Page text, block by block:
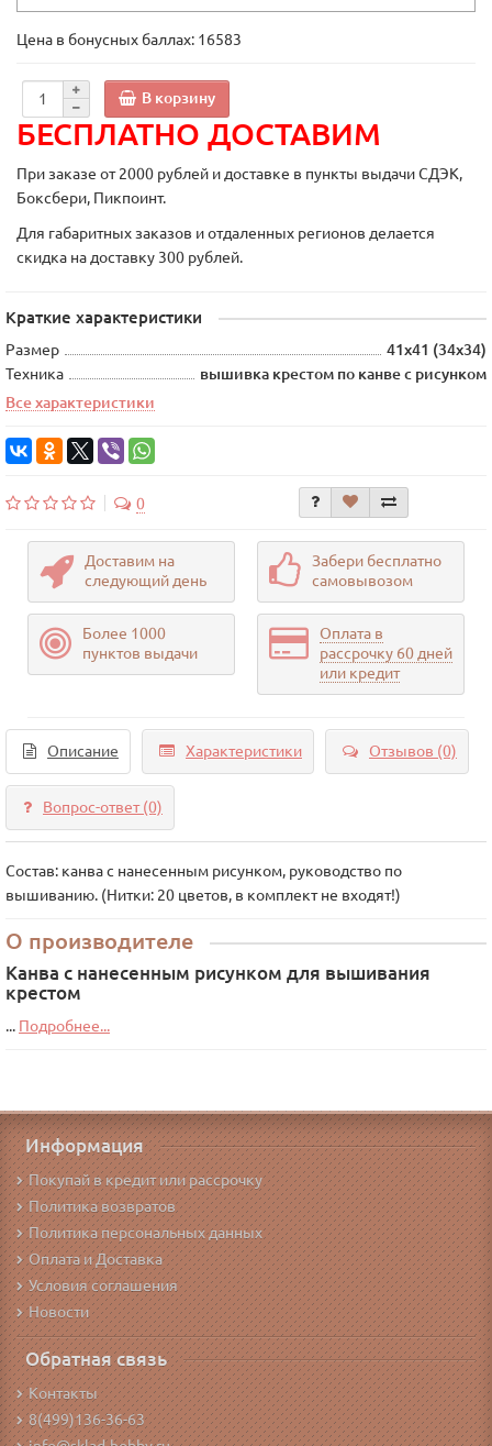
Цена в бонусных баллах: 16583
В корзину
БЕСПЛАТНО ДОСТАВИМ
При заказе от 2000 рублей и доставке в пункты выдачи СДЭК,
Боксбери, Пикпоинт.
Для габаритных заказов и отдаленных регионов делается
скидка на доставку 300 рублей.
Краткие характеристики
Размер
41х41 (34х34)
Техника
вышивка крестом по канве с рисунком
Все характеристики
0
Доставим на
следующий день
Забери бесплатно
самовывозом
Более 1000
пунктов выдачи
Оплата в
рассрочку 60 дней
или кредит
Описание Характеристики Отзывов (0)
Вопрос-ответ(0)
Состав: канва с нанесенным рисунком, руководство по
вышиванию. (Нитки: 20 цветов, в комплект не входят!)
О производителе
Канва с нанесенным рисунком для вышивания
крестом
... Подробнее...
Информация
Покупай в кредит или рассрочку
Политика возвратов
Политика персональных данных
Оплата и Доставка
Условия соглашения
Новости
Обратная связь
Контакты
8(499)136-36-63